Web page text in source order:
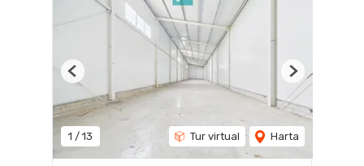
1 / 13 Tur virtual Harta
Previous Next